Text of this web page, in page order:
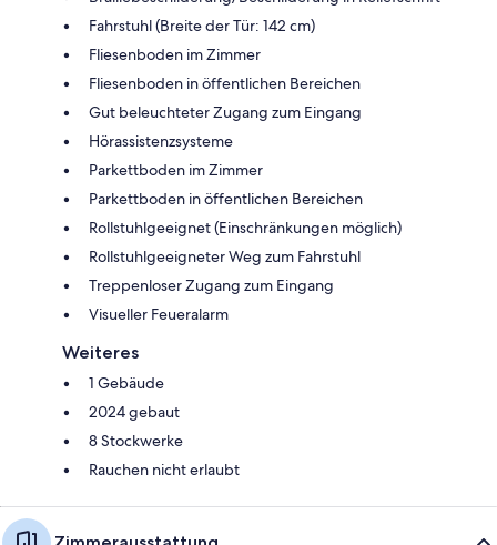
Fahrstuhl (Breite der Tür: 142 cm)
Fliesenboden im Zimmer
Fliesenboden in öffentlichen Bereichen
Gut beleuchteter Zugang zum Eingang
Hörassistenzsysteme
Parkettboden im Zimmer
Parkettboden in öffentlichen Bereichen
Rollstuhlgeeignet (Einschränkungen möglich)
Rollstuhlgeeigneter Weg zum Fahrstuhl
Treppenloser Zugang zum Eingang
Visueller Feueralarm
Weiteres
1 Gebäude
2024 gebaut
8 Stockwerke
Rauchen nicht erlaubt